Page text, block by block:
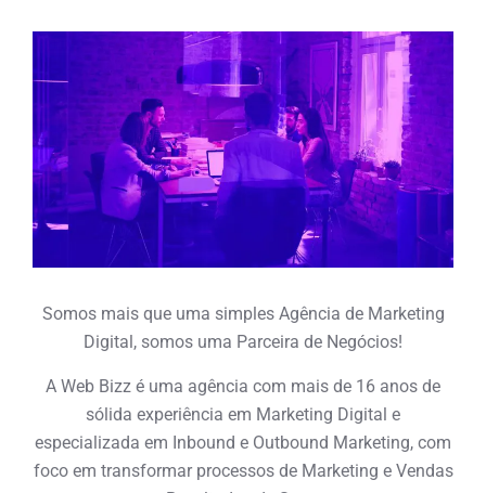
Somos mais que uma simples Agência de Marketing
Digital, somos uma Parceira de Negócios!
A Web Bizz é uma agência com mais de 16 anos de
sólida experiência em Marketing Digital e
especializada em Inbound e Outbound Marketing, com
foco em transformar processos de Marketing e Vendas